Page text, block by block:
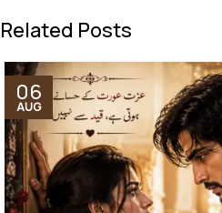
Related Posts
06
AUG